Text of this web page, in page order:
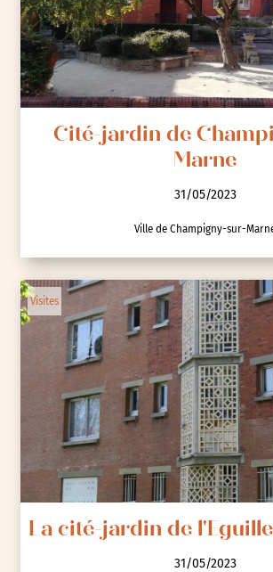
Cité-jardin de
Marne
31/05/2023
Ville de Champigny-sur-
Visites
La cité-jardin de
31/05/2023